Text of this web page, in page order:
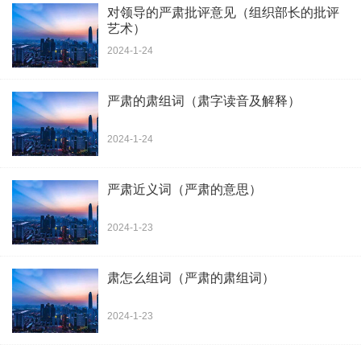
对领导的严肃批评意见（组织部长的批评
艺术）
2024-1-24
严肃的肃组词（肃字读音及解释）
2024-1-24
严肃近义词（严肃的意思）
2024-1-23
肃怎么组词（严肃的肃组词）
2024-1-23